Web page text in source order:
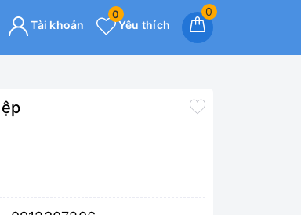
0
Yêu thích
0
Tài khoản